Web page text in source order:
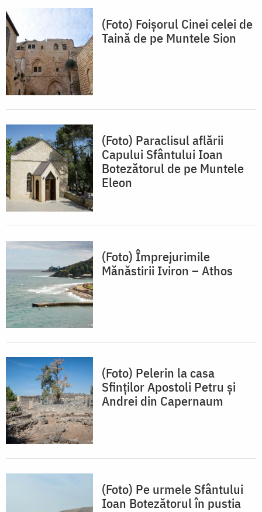
(Foto) Foișorul Cinei celei de
Taină de pe Muntele Sion
(Foto) Paraclisul aflării
Capului Sfântului Ioan
Botezătorul de pe Muntele
Eleon
(Foto) Împrejurimile
Mănăstirii Iviron – Athos
(Foto) Pelerin la casa
Sfinților Apostoli Petru și
Andrei din Capernaum
(Foto) Pe urmele Sfântului
Ioan Botezătorul în pustia